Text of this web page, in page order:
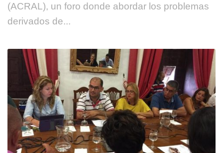
(ACRAL), un foro donde abordar los problemas
derivados de...